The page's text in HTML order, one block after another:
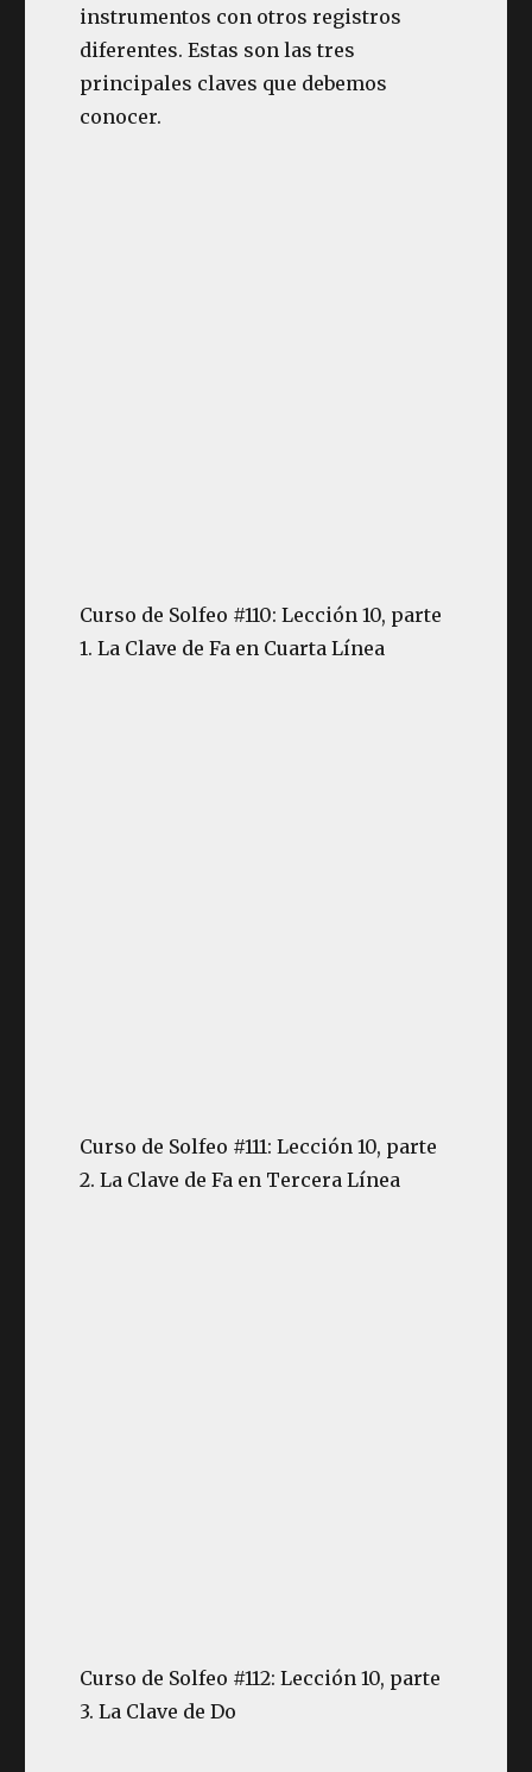
instrumentos con otros registros
diferentes. Estas son las tres
principales claves que debemos
conocer.
Curso de Solfeo #110: Lección 10, parte
1. La Clave de Fa en Cuarta Línea
Curso de Solfeo #111: Lección 10, parte
2. La Clave de Fa en Tercera Línea
Curso de Solfeo #112: Lección 10, parte
3. La Clave de Do